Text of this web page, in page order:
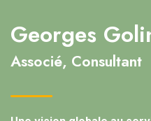
Georges
Associé, Consultant